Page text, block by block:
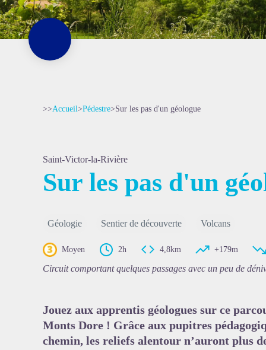
>>Accueil>Pédestre>Sur les pas d'un géologue
Saint-Victor-la-Rivière
Sur les pas d'un
Géologie Sentier de découverte Volcans
Moyen 2h 4,8km +179m
Circuit comportant quelques passages avec un peu de
Jouez aux apprentis géologues sur ce
Monts Dore ! Grâce aux pupitres
chemin, les reliefs alentour n’auront plus